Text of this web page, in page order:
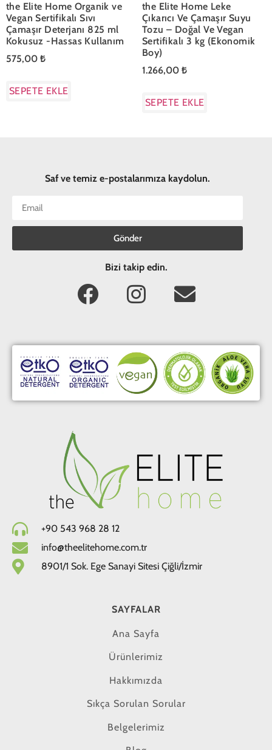
the Elite Home Organik ve
Vegan Sertifikalı Sıvı
Çamaşır Deterjanı 825 ml
Kokusuz -Hassas Kullanım
575,00 ₺
SEPETE EKLE
the Elite Home Leke
Çıkarıcı Ve Çamaşır Suyu
Tozu – Doğal Ve Vegan
Sertifikalı 3 kg (Ekonomik
Boy)
1.266,00 ₺
SEPETE EKLE
Saf ve temiz e-postalarımıza kaydolun.
Gönder
Bizi takip edin.
+90 543 968 28 12
info@theelitehome.com.tr
8901/1 Sok. Ege Sanayi Sitesi Çiğli/İzmir
SAYFALAR
Ana Sayfa
Ürünlerimiz
Hakkımızda
Sıkça Sorulan Sorular
Belgelerimiz